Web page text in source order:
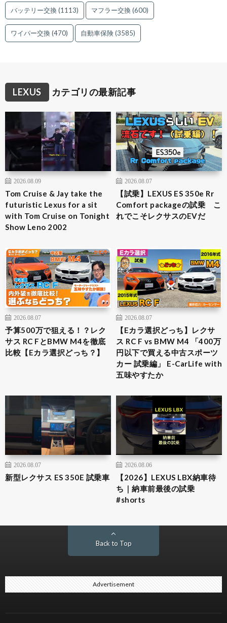
バッテリー交換(1113) マフラー交換(600)
ワイパー交換(470) 自動車保険(3585)
LEXUS カテゴリの最新記事
2026.08.09
Tom Cruise & Jay take the
futuristic Lexus for a sit
with Tom Cruise on Tonight
Show Leno 2002
2026.08.07
【試乗】LEXUS ES 350e Rr
Comfort packageの試乗 こ
れでこそレクサスのEVだ
2026.08.07
予算500万で狙える！？レク
サス RC FとBMW M4を徹底
比較【Eカラ選択どっち？】
2026.08.07
【Eカラ選択どっち】レクサ
ス RC F vs BMW M4 「400万
円以下で買える中古スポーツ
カー 試乗編」 E-CarLife with
五味やすたか
2026.08.07
新型レクサス ES 350E 試乗車
2026.08.06
【2026】LEXUS LBX納車待
ち｜納車前最後の試乗
#shorts
Back to Top
Advertisement